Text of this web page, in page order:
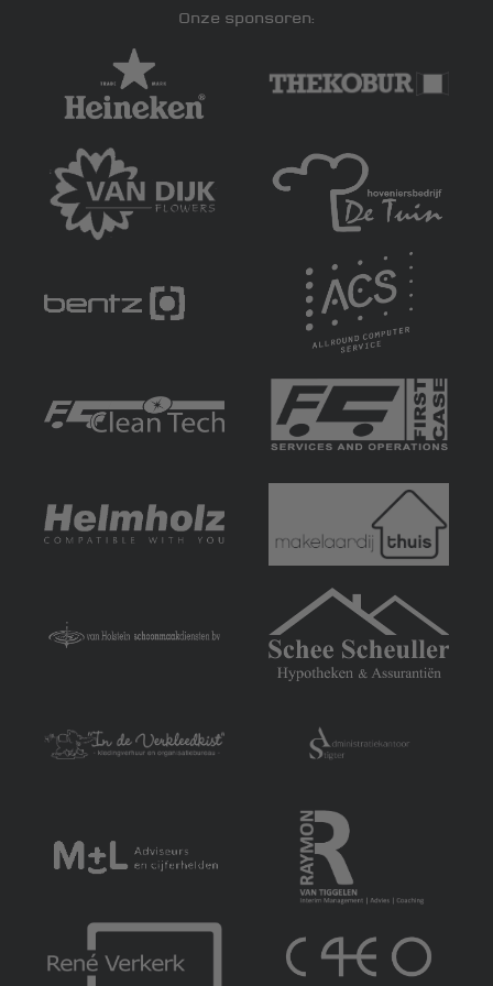
Onze sponsoren: